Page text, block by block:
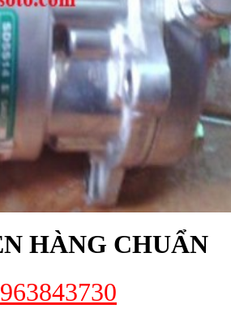
HÀNG CHUẨN